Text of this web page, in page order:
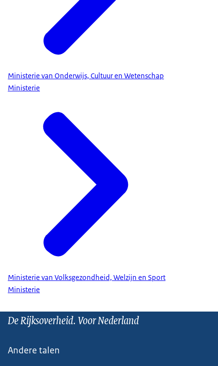
Ministerie van Onderwijs, Cultuur en Wetenschap
Ministerie
Ministerie van Volksgezondheid, Welzijn en Sport
Ministerie
De Rijksoverheid. Voor Nederland
Andere talen